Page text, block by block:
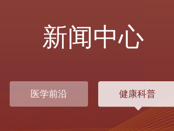
新闻中心
医学前沿 健康科普